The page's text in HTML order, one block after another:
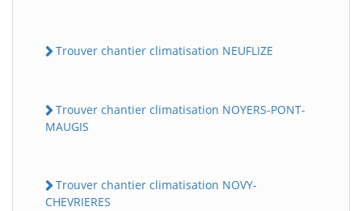
Trouver chantier climatisation NEUFLIZE
Trouver chantier climatisation NOYERS-PONT-
MAUGIS
Trouver chantier climatisation NOVY-
CHEVRIERES